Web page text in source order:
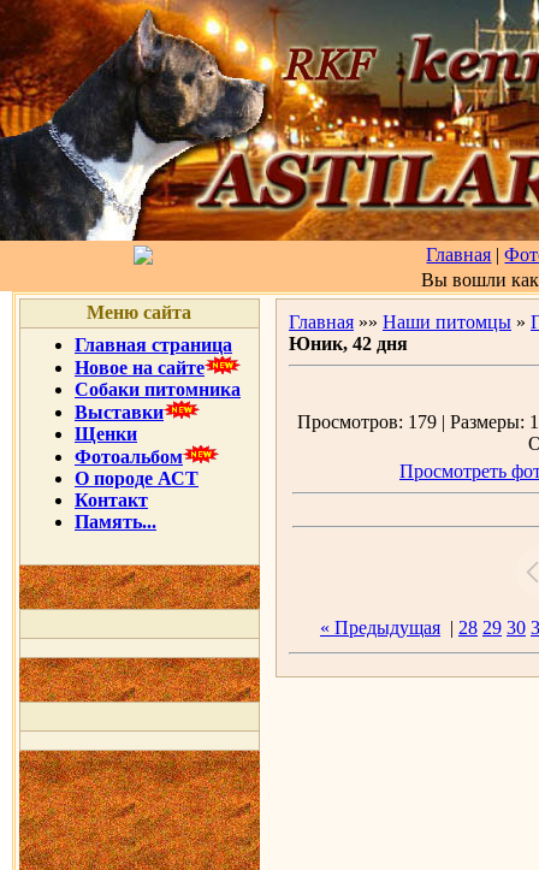
Главная |
Вы вошли
Меню сайта
Главная страница
Новое на сайте
Собаки питомника
Выставки
Щенки
Фотоальбом
О породе АСТ
Контакт
Память...
Главная »» Наши питомцы »
Юник, 42 дня
Просмотров: 179 | Размеры:
Просмотреть
« Предыдущая | 28 29 30